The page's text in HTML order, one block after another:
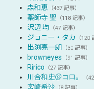
森和恵 （437 記事）
薬師寺 聖 （118 記事）
沢辺 均 （47 記事）
ジョニー・タカ （120
出渕亮一朗 （30 記事）
browneyes （91 記事）
Ririco （27 記事）
川合和史＠コロ。 （
宮崎希沙